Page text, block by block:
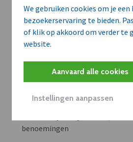
We gebruiken cookies om je een
bezoekerservaring te bieden.
of klik op akkoord om verder te
website.
Aanvaard alle cookies
Instellingen aanpassen
Met een dVO-abonnement krijgt u
zakelijke context — met inzicht in
strategische bewegingen.
WAAROM BEDRIJVEN DVO
Volledige toegang tot alle
dossiers met verkoopkansen
benoemingen